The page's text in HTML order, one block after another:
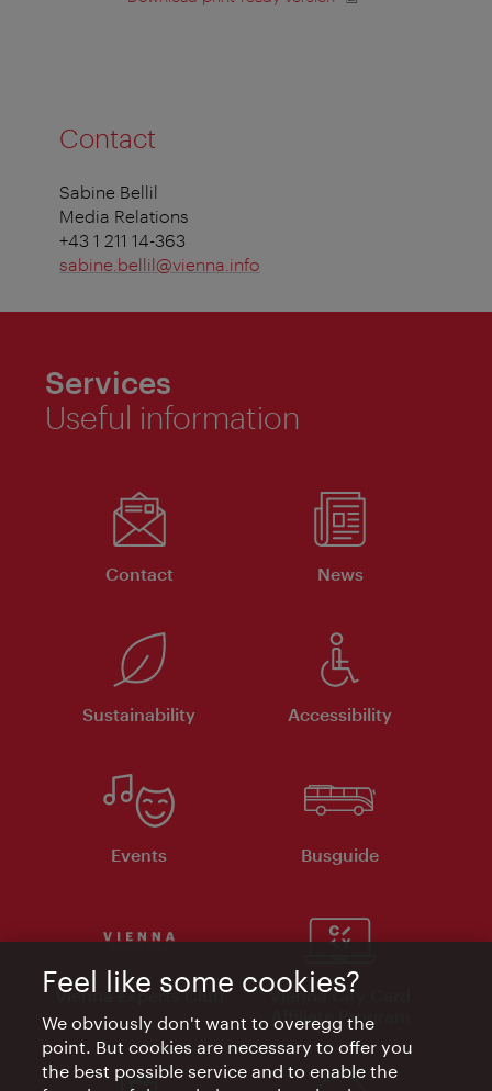
Contact
Sabine Bellil
Media Relations
+43 1 211 14-363
sabine.bellil@vienna.info
Services
Useful information
Contact News
Sustainability Accessibility
Events Busguide
Vienna Experts Club
Vienna City Card
Affiliate Program
Feel like some cookies?
We obviously don't want to overegg the
point. But cookies are necessary to offer you
the best possible service and to enable the